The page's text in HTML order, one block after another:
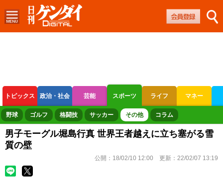
トピックス 政治・社会 芸能 スポーツ ライフ マネー
ボートレース 競輪 オートレース
野球 ゴルフ 格闘技 サッカー その他 コラム
男子モーグル堀島行真 世界王者越えに立ち塞がる雪
質の壁
公開： 18/02/10 12:00 更新： 22/02/07 13:19